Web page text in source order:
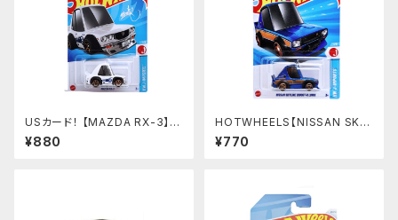
USカード！ 【MAZDA RX-3】マ
ツダ RX-3
¥880
HOTWHEELS【NISSAN SKY
LINE 2000GT-R LBWK】ブル
ー TOON'D トゥーンド
¥770